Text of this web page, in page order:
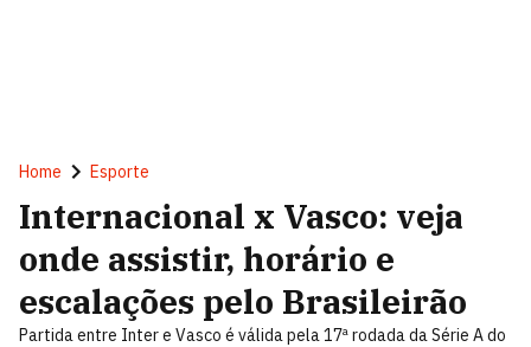
Home Esporte
Internacional x Vasco: veja
onde assistir, horário e
escalações pelo Brasileirão
Partida entre Inter e Vasco é válida pela 17ª rodada da Série A do